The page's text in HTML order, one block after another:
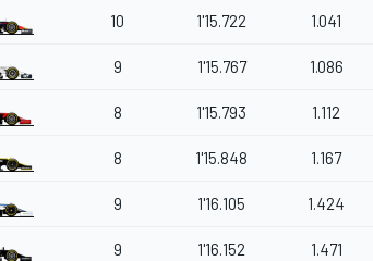
10 1'15.722 1.041
9 1'15.767 1.086
8 1'15.793 1.112
8 1'15.848 1.167
9 1'16.105 1.424
9 1'16.152 1.471